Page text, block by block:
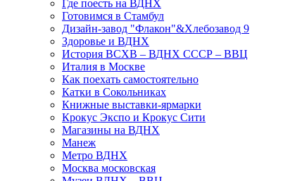
Где поесть на ВДНХ
Готовимся в Стамбул
Дизайн-завод "Флакон"&Хлебозавод 9
Здоровье и ВДНХ
История ВСХВ – ВДНХ СССР – ВВЦ
Италия в Москве
Как поехать самостоятельно
Катки в Сокольниках
Книжные выставки-ярмарки
Крокус Экспо и Крокус Сити
Магазины на ВДНХ
Манеж
Метро ВДНХ
Москва московская